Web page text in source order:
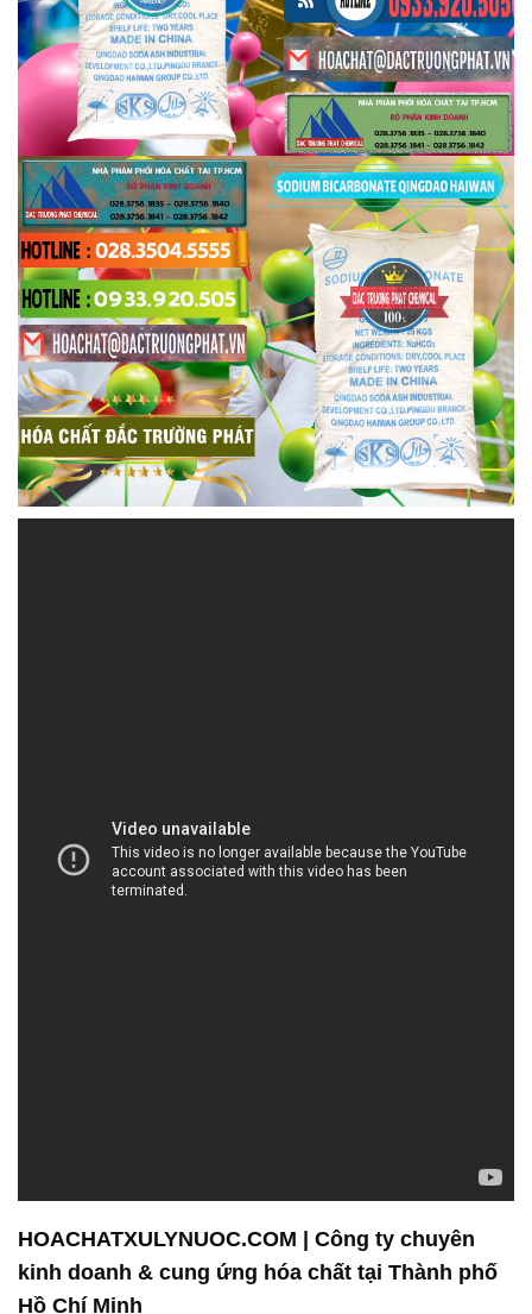
HOACHATXULYNUOC.COM | Công ty chuyên
kinh doanh & cung ứng hóa chất tại Thành phố
Hồ Chí Minh